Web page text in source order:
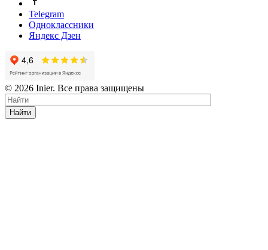
Telegram
Одноклассники
Яндекс Дзен
© 2026 Inier. Все права защищены
Найти